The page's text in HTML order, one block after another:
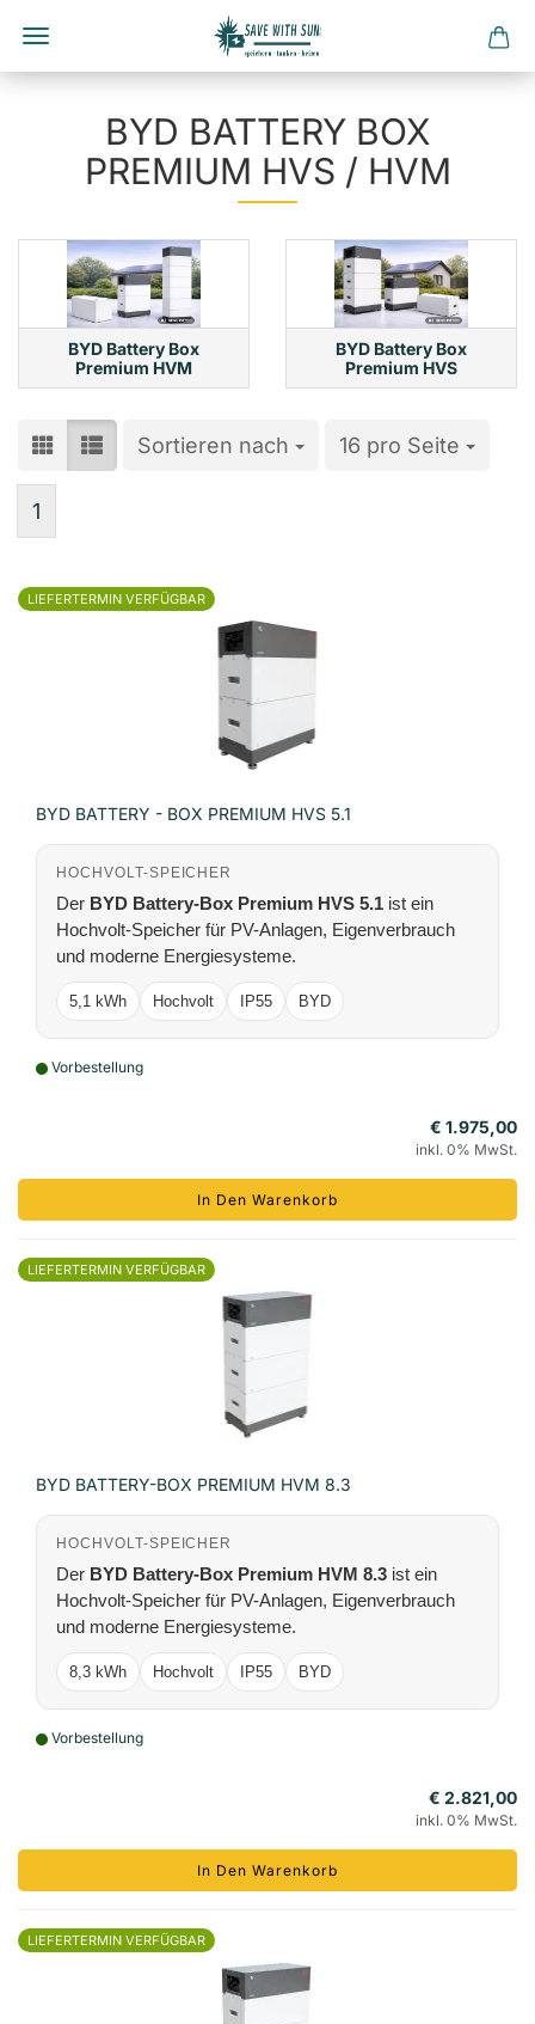
Direkt
HauptinhaltBYD BATTERY BOX
PREMIUM HVS / HVM
BYD Battery Box
Premium HVM
BYD Battery Box
Premium HVS
Sortieren nach
Sortieren nach 16 pro Seite
pro Seite
1
LIEFERTERMIN VERFÜGBAR
BYD BATTERY - BOX PREMIUM HVS 5.1
HOCHVOLT-SPEICHER
Der BYD Battery-Box Premium HVS 5.1 ist ein
Hochvolt-Speicher für PV-Anlagen, Eigenverbrauch
und moderne Energiesysteme.
5,1 kWh Hochvolt IP55 BYD
Vorbestellung
€ 1.975,00
inkl. 0% MwSt.
In Den Warenkorb
LIEFERTERMIN VERFÜGBAR
BYD BATTERY-BOX PREMIUM HVM 8.3
HOCHVOLT-SPEICHER
Der BYD Battery-Box Premium HVM 8.3 ist ein
Hochvolt-Speicher für PV-Anlagen, Eigenverbrauch
und moderne Energiesysteme.
8,3 kWh Hochvolt IP55 BYD
Vorbestellung
€ 2.821,00
inkl. 0% MwSt.
In Den Warenkorb
LIEFERTERMIN VERFÜGBAR